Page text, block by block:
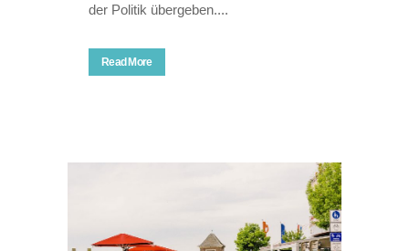
der Politik übergeben....
Read More